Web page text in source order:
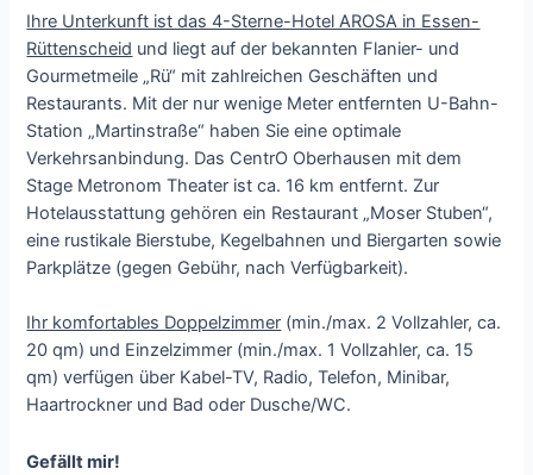
Ihre Unterkunft ist das 4-Sterne-Hotel AROSA in Essen-
Rüttenscheid und liegt auf der bekannten Flanier- und
Gourmetmeile „Rü“ mit zahlreichen Geschäften und
Restaurants. Mit der nur wenige Meter entfernten U-Bahn-
Station „Martinstraße“ haben Sie eine optimale
Verkehrsanbindung. Das CentrO Oberhausen mit dem
Stage Metronom Theater ist ca. 16 km entfernt. Zur
Hotelausstattung gehören ein Restaurant „Moser Stuben“,
eine rustikale Bierstube, Kegelbahnen und Biergarten sowie
Parkplätze (gegen Gebühr, nach Verfügbarkeit).
Ihr komfortables Doppelzimmer (min./max. 2 Vollzahler, ca.
20 qm) und Einzelzimmer (min./max. 1 Vollzahler, ca. 15
qm) verfügen über Kabel-TV, Radio, Telefon, Minibar,
Haartrockner und Bad oder Dusche/WC.
Gefällt mir!